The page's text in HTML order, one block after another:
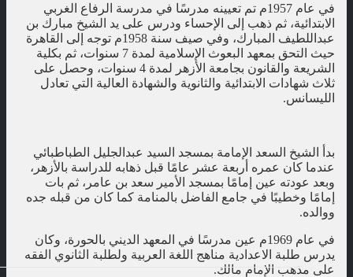
في عام 1957م تم تعيينه مدرسًا في مدرسة الرفاع الغربي
الابتدائية، ثم ذهب إلى الإحساء ودرس على يد الشيخ مبارك بن
عبداللطيف المبارك، وفي صيف سنة 1958م توجه إلى القاهرة
حيث التحق بمعهد البعوث الإسلامية لمدة 7 سنوات، ثم بكلية
الشريعة والقانون بجامعة الأزهر لمدة 4 سنوات، وحصل على
ثلاث شهادات الابتدائية والثانوية والشهادة العالية التي تعادل
الليسانس.
بدأ الشيخ السعد الإمامة بمسجد السيد عبدالجليل الطباطبائي
عندما كان عمره أربعة عشر عامًا قبل ذهابه للدراسة بالأزهر،
وبعد عودته عين إمامًا بمسجد الأمير سعد بن عامر، ثم بات
إمامًا وخطيبًا في جامع الفاضل بالمنامة كما كان من قبله جده
ووالده.
في عام 1969م عين مدرسًا في المعهد الديني بالحورة، وكان
يدرس طلبة الاعدادية مناهج اللغة العربية ولطلبة الثانوي الفقه
على مذهب الإمام مالك.